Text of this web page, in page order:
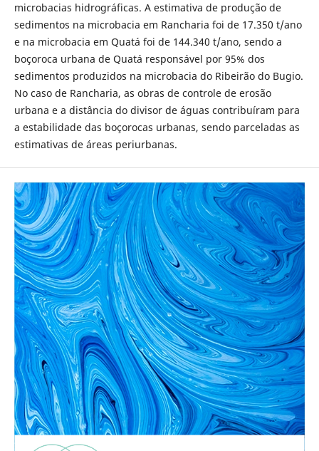
microbacias hidrográficas. A estimativa de produção de
sedimentos na microbacia em Rancharia foi de 17.350 t/ano
e na microbacia em Quatá foi de 144.340 t/ano, sendo a
boçoroca urbana de Quatá responsável por 95% dos
sedimentos produzidos na microbacia do Ribeirão do Bugio.
No caso de Rancharia, as obras de controle de erosão
urbana e a distância do divisor de águas contribuíram para
a estabilidade das boçorocas urbanas, sendo parceladas as
estimativas de áreas periurbanas.